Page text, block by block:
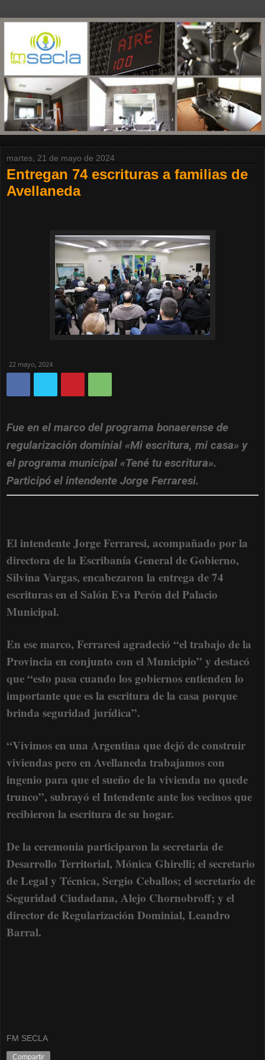
martes, 21 de mayo de 2024
Entregan 74 escrituras a familias de
Avellaneda
22 mayo, 2024
Fue en el marco del programa bonaerense de
regularización dominial «Mi escritura, mi casa» y
el programa municipal «Tené tu escritura».
Participó el intendente Jorge Ferraresi.
El intendente Jorge Ferraresi, acompañado por la
directora de la Escribanía General de Gobierno,
Silvina Vargas, encabezaron la entrega de 74
escrituras en el Salón Eva Perón del Palacio
Municipal.
En ese marco, Ferraresi agradeció “el trabajo de la
Provincia en conjunto con el Municipio” y destacó
que “esto pasa cuando los gobiernos entienden lo
importante que es la escritura de la casa porque
brinda seguridad jurídica”.
“Vivimos en una Argentina que dejó de construir
viviendas pero en Avellaneda trabajamos con
ingenio para que el sueño de la vivienda no quede
trunco”, subrayó el Intendente ante los vecinos que
recibieron la escritura de su hogar.
De la ceremonia participaron la secretaria de
Desarrollo Territorial, Mónica Ghirelli; el secretario
de Legal y Técnica, Sergio Ceballos; el secretario de
Seguridad Ciudadana, Alejo Chornobroff; y el
director de Regularización Dominial, Leandro
Barral.
FM SECLA
Compartir